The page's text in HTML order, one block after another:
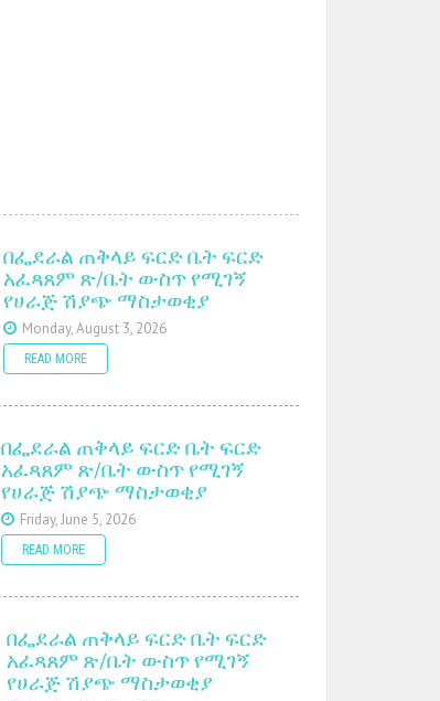
በፌደራል ጠቅላይ ፍርድ ቤት ፍርድ
አፈጻጸም ጽ/ቤት ውስጥ የሚገኝ
የሀራጅ ሽያጭ ማስታወቂያ
Monday, August 3, 2026
READ MORE
በፌደራል ጠቅላይ ፍርድ ቤት ፍርድ
አፈጻጸም ጽ/ቤት ውስጥ የሚገኝ
የሀራጅ ሽያጭ ማስታወቂያ
Friday, June 5, 2026
READ MORE
በፌደራል ጠቅላይ ፍርድ ቤት ፍርድ
አፈጻጸም ጽ/ቤት ውስጥ የሚገኝ
የሀራጅ ሽያጭ ማስታወቂያ